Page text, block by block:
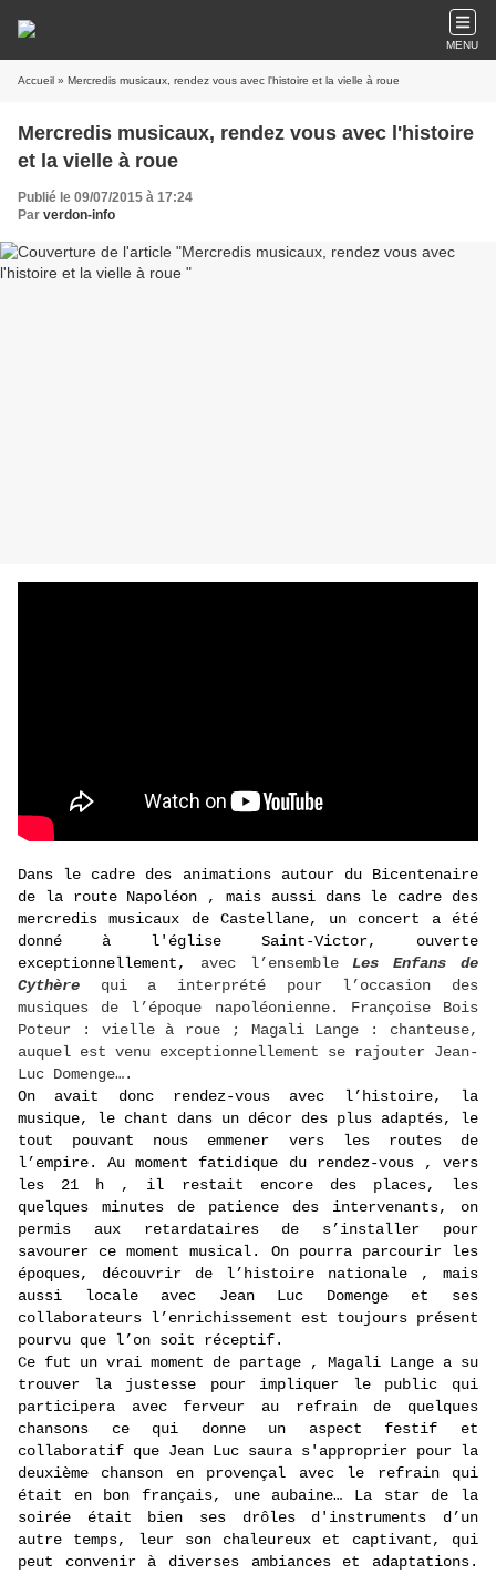
MENU
Accueil » Mercredis musicaux, rendez vous avec l'histoire et la vielle à roue
Mercredis musicaux, rendez vous avec l'histoire
et la vielle à roue
Publié le 09/07/2015 à 17:24
Par verdon-info
Dans le cadre des animations autour du Bicentenaire
de la route Napoléon , mais aussi dans le cadre des
mercredis musicaux de Castellane, un concert a été
donné à l'église Saint-Victor, ouverte
exceptionnellement, avec l’ensembleLes Enfans de
Cythère qui a interprété pour l’occasion des
musiques de l’époque napoléonienne. Françoise Bois
Poteur : vielle à roue ; Magali Lange : chanteuse,
auquel est venu exceptionnellement se rajouter Jean-
Luc Domenge….
On avait donc rendez-vous avec l’histoire, la
musique, le chant dans un décor des plus adaptés, le
tout pouvant nous emmener vers les routes de
l’empire. Au moment fatidique du rendez-vous , vers
les 21 h , il restait encore des places, les
quelques minutes de patience des intervenants, on
permis aux retardataires de s’installer pour
savourer ce moment musical. On pourra parcourir les
époques, découvrir de l’histoire nationale , mais
aussi locale avec Jean Luc Domenge et ses
collaborateurs l’enrichissement est toujours présent
pourvu que l’on soit réceptif.
Ce fut un vrai moment de partage , Magali Lange a su
trouver la justesse pour impliquer le public qui
participera avec ferveur au refrain de quelques
chansons ce qui donne un aspect festif et
collaboratif que Jean Luc saura s'approprier pour la
deuxième chanson en provençal avec le refrain qui
était en bon français, une aubaine… La star de la
soirée était bien ses drôles d'instruments d’un
autre temps, leur son chaleureux et captivant, qui
peut convenir à diverses ambiances et adaptations.